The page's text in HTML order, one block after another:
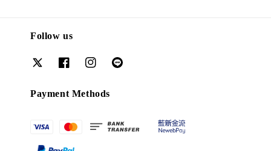
Follow us
Payment Methods